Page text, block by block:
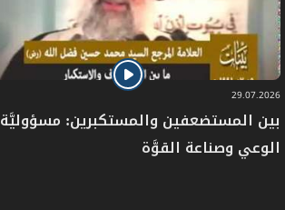
29.07.2026
بين المستضعفين والمستكبرين: مسؤوليَّة
الوعي وصناعة القوَّة